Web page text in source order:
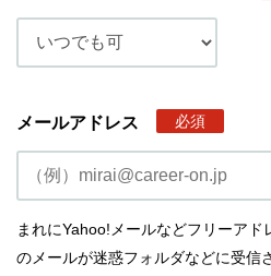
メールアドレス 必須
まれにYahoo!メールなどフリーア
のメールが迷惑フォルダなどに受信